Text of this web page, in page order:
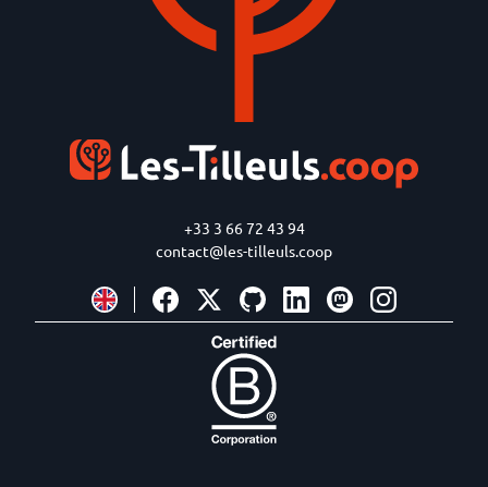
+33 3 66 72 43 94
contact@les-tilleuls.coop